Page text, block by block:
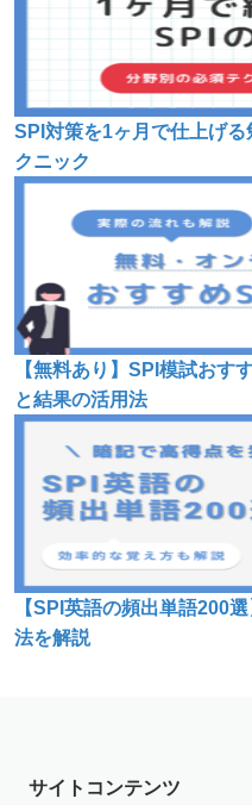
SPI対策を1ヶ月で仕上げ
クニック
【無料あり】SPI模試おす
と結果の活用法
【SPI英語の頻出単語200
法を解説
サイトコンテンツ